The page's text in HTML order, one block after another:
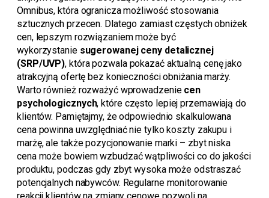
Omnibus, która ogranicza możliwość stosowania
sztucznych przecen. Dlatego zamiast częstych obniżek
cen, lepszym rozwiązaniem może być
wykorzystanie sugerowanej ceny detalicznej
(SRP/UVP), która pozwala pokazać aktualną cenę jako
atrakcyjną ofertę bez konieczności obniżania marży.
Warto również rozważyć wprowadzenie cen
psychologicznych, które często lepiej przemawiają do
klientów. Pamiętajmy, że odpowiednio skalkulowana
cena powinna uwzględniać nie tylko koszty zakupu i
marżę, ale także pozycjonowanie marki – zbyt niska
cena może bowiem wzbudzać wątpliwości co do jakości
produktu, podczas gdy zbyt wysoka może odstraszać
potencjalnych nabywców. Regularne monitorowanie
reakcji klientów na zmiany cenowe pozwoli na